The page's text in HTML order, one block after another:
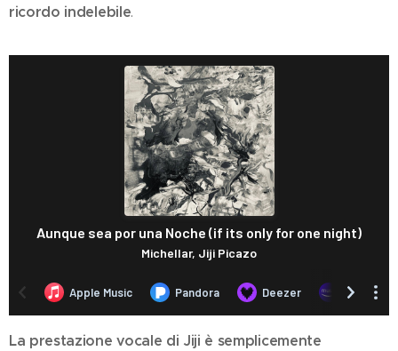
ricordo indelebile.
La prestazione vocale di Jiji è semplicemente